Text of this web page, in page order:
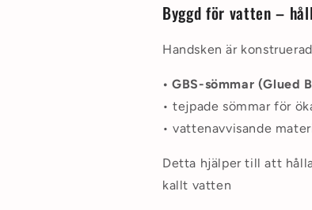
Byggd för vatten –
Handsken är
• GBS-sömmar (Glued
• tejpade sömmar för
• vattenavvisande
Detta hjälper till att
kallt vatten